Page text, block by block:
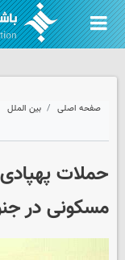
صفحه اصلی بین الملل
حملات
مسکونی در